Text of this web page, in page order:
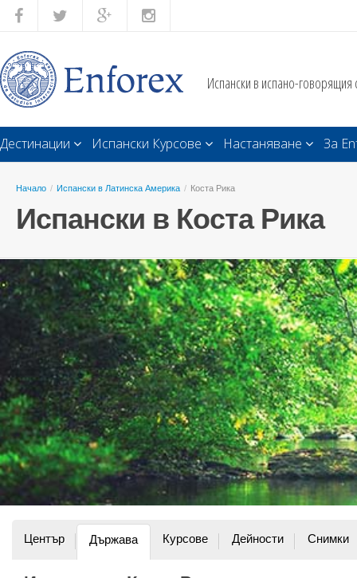
Испански в испано-говорящия
Дестинации Испански Курсове Настаняване За
Начало / Испански в Латинска Америка / Коста Рика
Испански в Коста Рика
Център Държава Курсове Дейности Снимки